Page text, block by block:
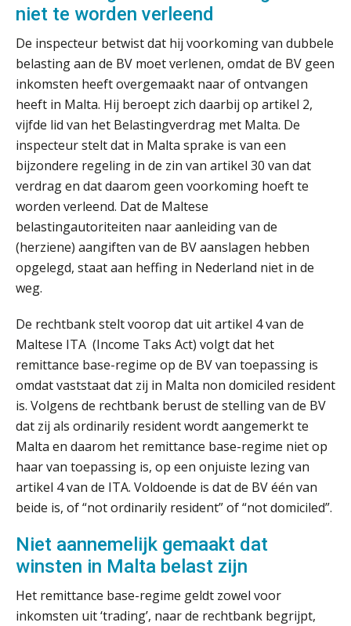
niet te worden verleend
De inspecteur betwist dat hij voorkoming van dubbele
belasting aan de BV moet verlenen, omdat de BV geen
inkomsten heeft overgemaakt naar of ontvangen
heeft in Malta. Hij beroept zich daarbij op artikel 2,
vijfde lid van het Belastingverdrag met Malta. De
inspecteur stelt dat in Malta sprake is van een
bijzondere regeling in de zin van artikel 30 van dat
verdrag en dat daarom geen voorkoming hoeft te
worden verleend. Dat de Maltese
belastingautoriteiten naar aanleiding van de
(herziene) aangiften van de BV aanslagen hebben
opgelegd, staat aan heffing in Nederland niet in de
weg.
De rechtbank stelt voorop dat uit artikel 4 van de
Maltese ITA (Income Taks Act) volgt dat het
remittance base-regime op de BV van toepassing is
omdat vaststaat dat zij in Malta non domiciled resident
is. Volgens de rechtbank berust de stelling van de BV
dat zij als ordinarily resident wordt aangemerkt te
Malta en daarom het remittance base-regime niet op
haar van toepassing is, op een onjuiste lezing van
artikel 4 van de ITA. Voldoende is dat de BV één van
beide is, of “not ordinarily resident” of “not domiciled”.
Niet aannemelijk gemaakt dat
winsten in Malta belast zijn
Het remittance base-regime geldt zowel voor
inkomsten uit ‘trading’, naar de rechtbank begrijpt,
Scan-en-herken haalt de druk niet van
je kwartaalafsluiting. Dit wel.
Uitspraak Hoge Raad: subsidie voor
tuchtrechtspraak advocatuur is
belast met btw
Informer Money genomineerd voor
Best FinTech Startup of the Year
België
Wwft-compliance in 2026: doen we
het beter dan vorig jaar?
ICT & AI | Volledig automatische
factuurverwerking: zo kom je er
Blog | Aandachtspunten bij de
transitie in verband met de Wet
toekomst pensioenen voor de
werkgever
Verstoorde arbeidsrelatie als
ontslaggrond: zo begeleid je jouw
klant
Duizenden Nederlanders in de knel
door Amerikaanse belastingwet
Het functiegemak van de INT bij
adviezen over en aangiften van erf-
en schenkbelasting.
Zomer. Tijd om je loopbaan onder
de loep te nemen.